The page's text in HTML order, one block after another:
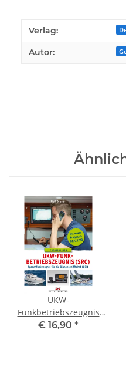
Produkteigenschaft
Wert
Verlag:
Autor:
UKW-
Funkbetriebszeugnis
(SRC) und
€ 16,90 *